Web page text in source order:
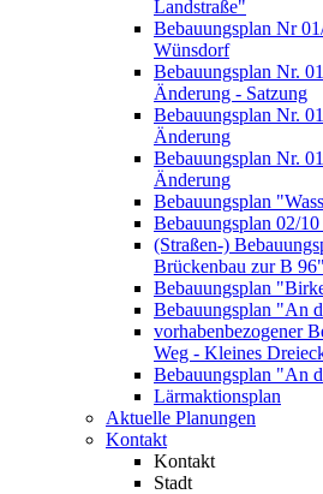
Landstraße"
Bebauungsplan Nr
Wünsdorf
Bebauungsplan Nr.
Änderung - Satzung
Bebauungsplan Nr.
Änderung
Bebauungsplan Nr.
Änderung
Bebauungsplan
Bebauungsplan 02/
(Straßen-)
Brückenbau zur B 96"
Bebauungsplan
Bebauungsplan "An
vorhabenbezogener
Weg - Kleines
Bebauungsplan "An
Lärmaktionsplan
Aktuelle Planungen
Kontakt
Kontakt
Stadt